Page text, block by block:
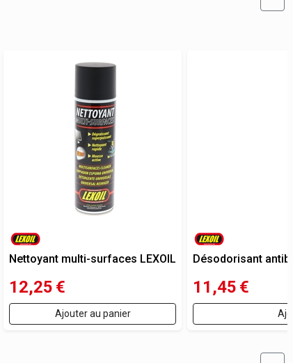
Nettoyant multi-surfaces LEXOIL
12,25 €
Ajouter au panier
Désodorisant
11,45 €